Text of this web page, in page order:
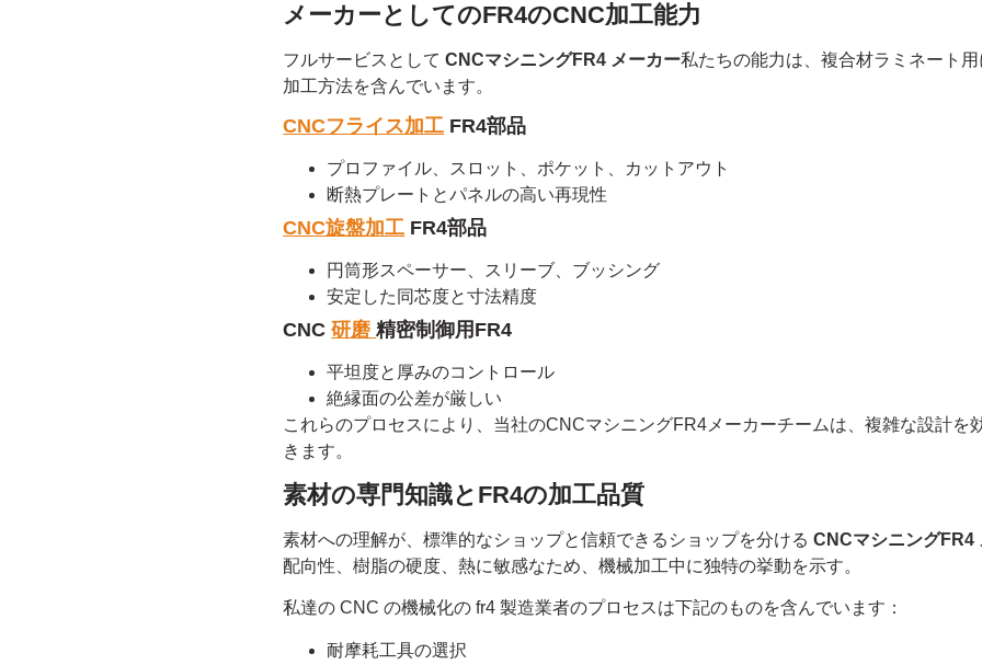
メーカーとしてのFR4のCNC加工能力
フルサービスとしてCNCマシニングFR4 メーカー私たちの能力は、複合材ラミネート
加工方法を含んでいます。
CNCフライス加工 FR4部品
プロファイル、スロット、ポケット、カットアウト
断熱プレートとパネルの高い再現性
CNC旋盤加工 FR4部品
円筒形スペーサー、スリーブ、ブッシング
安定した同芯度と寸法精度
CNC研磨精密制御用FR4
平坦度と厚みのコントロール
絶縁面の公差が厳しい
これらのプロセスにより、当社のCNCマシニングFR4メーカーチームは、複雑な設計を
きます。
素材の専門知識とFR4の加工品質
素材への理解が、標準的なショップと信頼できるショップを分けるCNCマシニングFR4
配向性、樹脂の硬度、熱に敏感なため、機械加工中に独特の挙動を示す。
私達の CNC の機械化の fr4 製造業者のプロセスは下記のものを含んでいます：
耐摩耗工具の選択